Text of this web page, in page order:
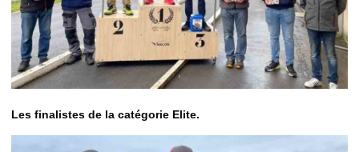
Les finalistes de la catégorie Elite.